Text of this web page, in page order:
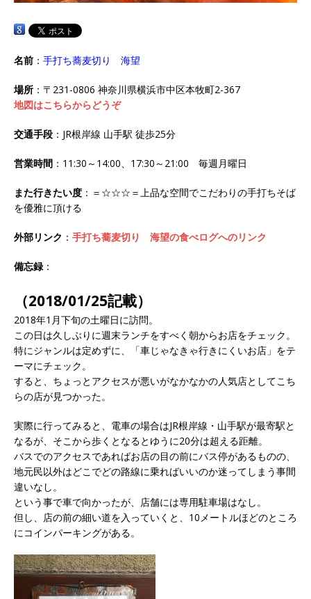
名前 ： 手打ち蕎麦切り 海望
場所 ：〒231-0806 神奈川県横浜市中区本牧町2-367
地図はこちらからどうぞ
交通手段 ：JR根岸線 山手駅 徒歩25分
営業時間 ：11:30～14:00、17:30～21:00 毎週月曜日
また行きたい度 ：＝☆☆☆＝上品な空間でこだわりの手打ちそば
を優雅に頂ける
外部リンク ： 手打ち蕎麦切り 海望の食べログへのリンク
備忘録 ：
（2018/01/25記載）
2018年1月下旬の土曜日に訪問。
この日は久しぶりに週末ランチをすべく朝からお店をチェック。
特にジャンルは定めずに、「車じゃなきゃ行きにくいお店」をテ
ーマにチェック。
すると、ちょっとアクセスが悪いがなかなかの人気店としてこち
らの店が見つかった。
実際に行ってみると、電車の場合はJR根岸線・山手駅が最寄駅と
なるが、そこから歩くとなるとゆうに20分は超える距離。
バスでのアクセスであればお店の目の前にバス停があるものの、
地元民以外はどこでどの路線に乗ればいいのか迷ってしまう事間
違いなし。
という事で車で向かったが、店舗には専用駐車場はなし。
但し、店の前の細い道を入っていくと、10メートルほどのところ
にコインパーキングがある。